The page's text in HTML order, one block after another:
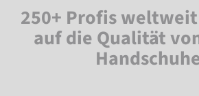
250+ Profis
auf die Qualität